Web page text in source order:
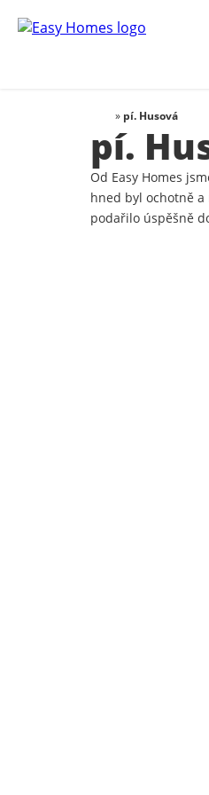
» pí. Husová
pí.
Od Easy Homes
hned byl ochotně
podařilo úspěšně